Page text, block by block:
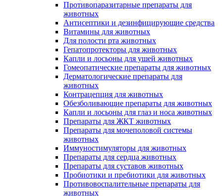
Противопаразитарные препараты для
животных
Антисептики и дезинфицирующие средства
Витамины для животных
Для полости рта животных
Гепатопротекторы для животных
Капли и лосьоны для ушей животных
Гомеопатические препараты для животных
Дерматологические препараты для
животных
Контрацепция для животных
Обезболивающие препараты для животных
Капли и лосьоны для глаз и носа животных
Препараты для ЖКТ животных
Препараты для мочеполовой системы
животных
Иммуностимуляторы для животных
Препараты для сердца животных
Препараты для суставов животных
Пробиотики и пребиотики для животных
Противовоспалительные препараты для
животных